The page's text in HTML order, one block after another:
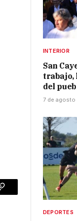
Copy
INTERIOR
San
trabajo,
del
7 de
DEPORTES